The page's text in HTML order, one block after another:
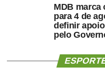
MDB marca
para 4 de
definir
pelo